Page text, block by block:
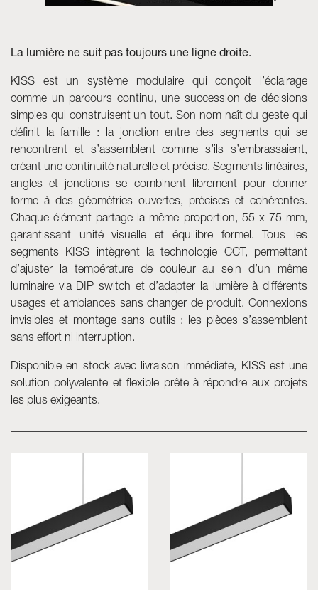
Neolight - Luminaires techniques de design
Rail triphasé (230V)
Rail mini 24V
Spots et Downlights
Caissons lumineux avec façade textile
Panneaux lumineux et Plexiled
La lumière ne suit pas toujours une ligne droite.
KISS est un système modulaire qui conçoit l’éclairage
comme un parcours continu, une succession de décisions
simples qui construisent un tout. Son nom naît du geste qui
définit la famille : la jonction entre des segments qui se
rencontrent et s’assemblent comme s’ils s’embrassaient,
créant une continuité naturelle et précise. Segments linéaires,
angles et jonctions se combinent librement pour donner
forme à des géométries ouvertes, précises et cohérentes.
Chaque élément partage la même proportion, 55 x 75 mm,
garantissant unité visuelle et équilibre formel. Tous les
segments KISS intègrent la technologie CCT, permettant
d’ajuster la température de couleur au sein d’un même
luminaire via DIP switch et d’adapter la lumière à différents
usages et ambiances sans changer de produit. Connexions
invisibles et montage sans outils : les pièces s’assemblent
sans effort ni interruption.
Disponible en stock avec livraison immédiate, KISS est une
solution polyvalente et flexible prête à répondre aux projets
les plus exigeants.